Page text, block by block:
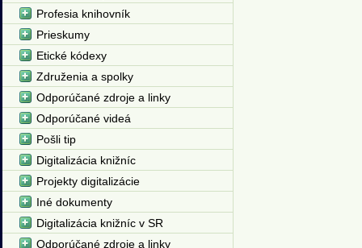
Profesia knihovník
Prieskumy
Etické kódexy
Združenia a spolky
Odporúčané zdroje a linky
Odporúčané videá
Pošli tip
Digitalizácia knižníc
Projekty digitalizácie
Iné dokumenty
Digitalizácia knižníc v SR
Odporúčané zdroje a linky